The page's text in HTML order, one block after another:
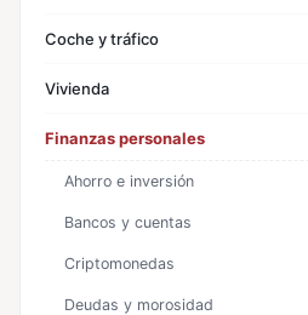
Coche y tráfico
Vivienda
Finanzas personales
Ahorro e inversión
Bancos y cuentas
Criptomonedas
Deudas y morosidad